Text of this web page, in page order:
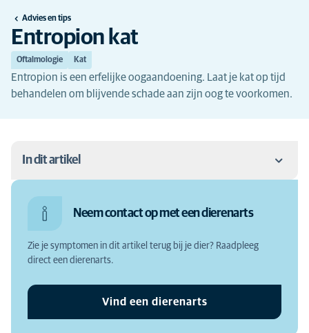
Advies en tips
Entropion kat
Oftalmologie Kat
Entropion is een erfelijke oogaandoening. Laat je kat op tijd
behandelen om blijvende schade aan zijn oog te voorkomen.
In dit artikel
Entropion kat: de oorzaak
Neem contact op met een dierenarts
Zie je symptomen in dit artikel terug bij je dier? Raadpleeg
direct een dierenarts.
Vind een dierenarts